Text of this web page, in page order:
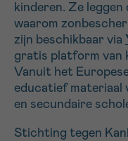
kinderen. Ze leggen
waarom
zijn beschikbaar via
gratis platform van
Vanuit het
educatief materiaal
en secundaire
Stichting tegen